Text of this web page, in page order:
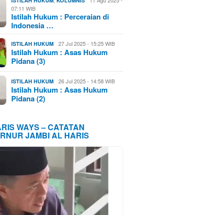
07:11 WIB
Istilah Hukum : Perceraian di
Indonesia …
ISTILAH HUKUM 27 Jul 2025 - 15:25 WIB
Istilah Hukum : Asas Hukum
Pidana (3)
ISTILAH HUKUM 26 Jul 2025 - 14:58 WIB
Istilah Hukum : Asas Hukum
Pidana (2)
WAYS – CATATAN
JAMBI AL HARIS